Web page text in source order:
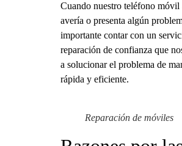
Cuando nuestro teléfono móvil
avería o presenta algún
importante contar con un
reparación de confianza que
a solucionar el problema de
rápida y eficiente.
Reparación de móviles